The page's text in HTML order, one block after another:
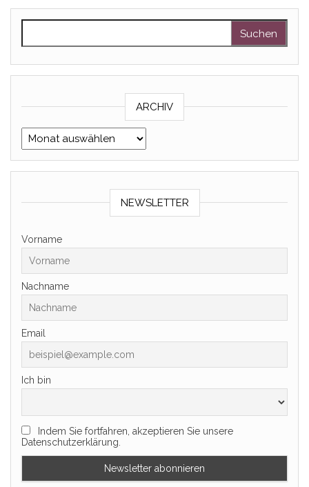
ARCHIV
Archiv
NEWSLETTER
Vorname
Nachname
Email
Ich bin
Indem Sie fortfahren, akzeptieren Sie unsere
Datenschutzerklärung.